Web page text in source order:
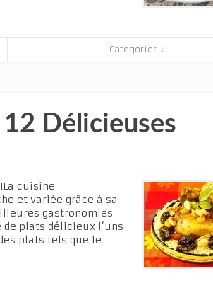
Categories ↓
Délicieuses
cuisine
et variée grâce à sa
gastronomies
plats délicieux l’uns
plats tels que le